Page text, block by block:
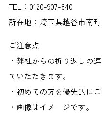
TEL：0120-907-840
所在地：埼玉県越谷市南
ご注意点
・弊社からの折り返しの
ていただきます。
・初めての方を優先的に
・画像はイメージです。